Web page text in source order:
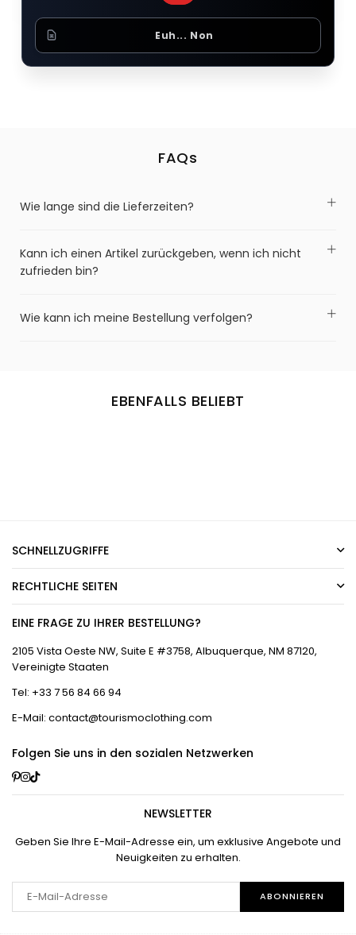
Euh... Non
FAQs
Wie lange sind die Lieferzeiten?
Kann ich einen Artikel zurückgeben, wenn ich nicht
zufrieden bin?
Wie kann ich meine Bestellung verfolgen?
EBENFALLS BELIEBT
SCHNELLZUGRIFFE
RECHTLICHE SEITEN
EINE FRAGE ZU IHRER BESTELLUNG?
2105 Vista Oeste NW, Suite E #3758, Albuquerque, NM 87120,
Vereinigte Staaten
Tel: +33 7 56 84 66 94
E-Mail: contact@tourismoclothing.com
Folgen Sie uns in den sozialen Netzwerken
Pinterest
Instagram
TikTok
NEWSLETTER
Geben Sie Ihre E-Mail-Adresse ein, um exklusive Angebote und
Neuigkeiten zu erhalten.
ABONNIEREN